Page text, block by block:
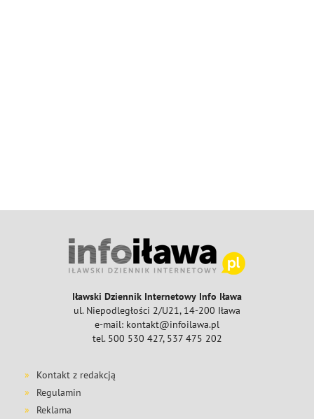
Iławski Dziennik Internetowy Info Iława
ul. Niepodległości 2/U21, 14-200 Iława
e-mail: kontakt@infoilawa.pl
tel. 500 530 427, 537 475 202
Kontakt z redakcją
Regulamin
Reklama